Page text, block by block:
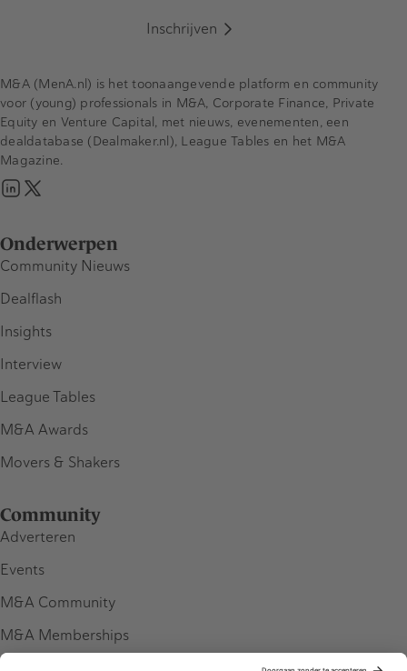
Inschrijven
Onderwerpen
Community Nieuws
Dealflash
Insights
Interview
League Tables
M&A Awards
Movers & Shakers
Community
Adverteren
Events
M&A Community
M&A Memberships
M&A (MenA.nl) is het toonaangevende platform en community
voor (young) professionals in M&A, Corporate Finance, Private
Equity en Venture Capital, met nieuws, evenementen, een
dealdatabase (Dealmaker.nl), League Tables en het M&A
Magazine.